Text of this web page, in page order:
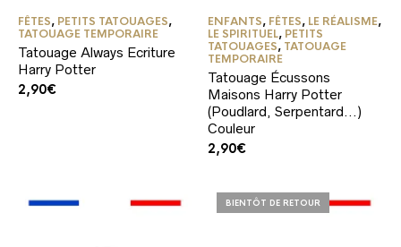
FÊTES, PETITS TATOUAGES,
TATOUAGE TEMPORAIRE
Tatouage Always Ecriture
Harry Potter
2,90€
ENFANTS, FÊTES, LE RÉALISME,
LE SPIRITUEL, PETITS
TATOUAGES, TATOUAGE
TEMPORAIRE
Tatouage Écussons
Maisons Harry Potter
(Poudlard, Serpentard…)
Couleur
2,90€
BIENTÔT DE RETOUR